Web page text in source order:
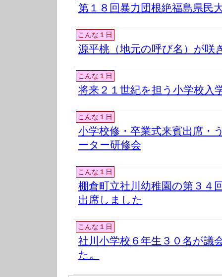
第１８回暴力団根絶福島県民
こんな１日
源平桃（地元の呼び名）が咲
こんな１日
将来２１世紀を担う小学校入
こんな１日
小学校修・卒業式来賓出席・
ーター研修会
こんな１日
棚倉町立社川幼稚園の第３４
出席しました
こんな１日
社川小学校６年生３０名が議
た。